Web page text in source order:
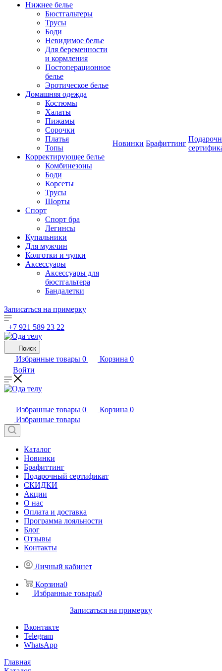
Нижнее белье
Бюстгальтеры
Трусы
Боди
Невидимое белье
Для беременности
и кормления
Постоперационное
белье
Эротическое белье
Домашняя одежда
Костюмы
Халаты
Пижамы
Сорочки
Платья
Топы
Корректирующее белье
Комбинезоны
Боди
Корсеты
Трусы
Шорты
Спорт
Спорт бра
Легинсы
Купальники
Для мужчин
Колготки и чулки
Аксессуары
Аксессуары для
бюстгальтера
Бандалетки
Новинки Брафиттинг
Записаться на примерку
+7 921 589 23 22
Поиск
Избранные товары 0 Корзина 0
Войти
Избранные товары 0 Корзина 0
Избранные товары
Каталог
Новинки
Брафиттинг
Подарочный сертификат
СКИДКИ
Акции
О нас
Оплата и доставка
Программа лояльности
Блог
Отзывы
Контакты
Личный кабинет
Корзина0
Избранные товары0
Записаться на примерку
Вконтакте
Telegram
WhatsApp
Главная